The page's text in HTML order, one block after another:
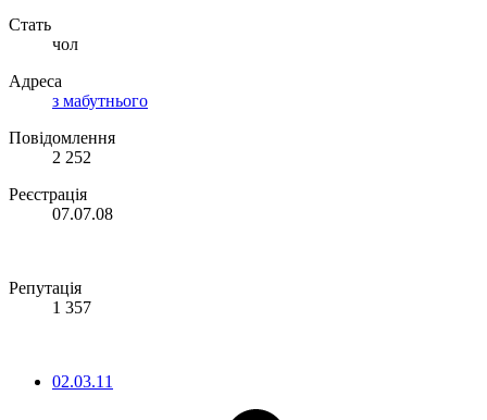
Стать
чол
Адреса
з мабутнього
Повідомлення
2 252
Реєстрація
07.07.08
Репутація
1 357
02.03.11